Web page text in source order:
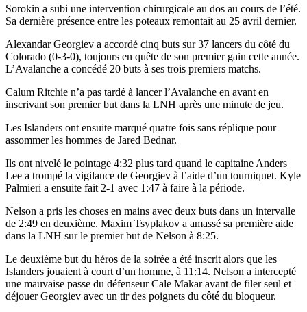
Sorokin a subi une intervention chirurgicale au dos au cours de l’été.
Sa dernière présence entre les poteaux remontait au 25 avril dernier.
Alexandar Georgiev a accordé cinq buts sur 37 lancers du côté du
Colorado (0-3-0), toujours en quête de son premier gain cette année.
L’Avalanche a concédé 20 buts à ses trois premiers matchs.
Calum Ritchie n’a pas tardé à lancer l’Avalanche en avant en
inscrivant son premier but dans la LNH après une minute de jeu.
Les Islanders ont ensuite marqué quatre fois sans réplique pour
assommer les hommes de Jared Bednar.
Ils ont nivelé le pointage 4:32 plus tard quand le capitaine Anders
Lee a trompé la vigilance de Georgiev à l’aide d’un tourniquet. Kyle
Palmieri a ensuite fait 2-1 avec 1:47 à faire à la période.
Nelson a pris les choses en mains avec deux buts dans un intervalle
de 2:49 en deuxième. Maxim Tsyplakov a amassé sa première aide
dans la LNH sur le premier but de Nelson à 8:25.
Le deuxième but du héros de la soirée a été inscrit alors que les
Islanders jouaient à court d’un homme, à 11:14. Nelson a intercepté
une mauvaise passe du défenseur Cale Makar avant de filer seul et
déjouer Georgiev avec un tir des poignets du côté du bloqueur.